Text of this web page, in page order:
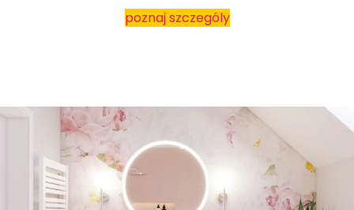
poznaj szczególy